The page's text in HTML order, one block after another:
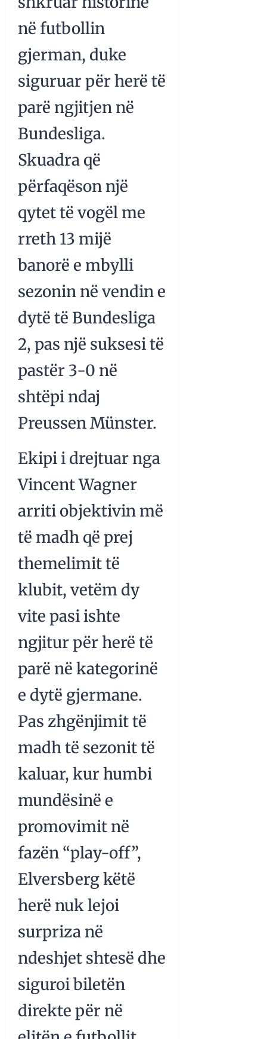
në futbollin
gjerman, duke
siguruar për herë të
parë ngjitjen në
Bundesliga.
Skuadra që
përfaqëson një
qytet të vogël me
rreth 13 mijë
banorë e mbylli
sezonin në vendin e
dytë të Bundesliga
2, pas një suksesi të
pastër 3-0 në
shtëpi ndaj
Preussen Münster.
Ekipi i drejtuar nga
Vincent Wagner
arriti objektivin më
të madh që prej
themelimit të
klubit, vetëm dy
vite pasi ishte
ngjitur për herë të
parë në kategorinë
e dytë gjermane.
Pas zhgënjimit të
madh të sezonit të
kaluar, kur humbi
mundësinë e
promovimit në
fazën “play-off”,
Elversberg këtë
herë nuk lejoi
surpriza në
ndeshjet shtesë dhe
siguroi biletën
direkte për në